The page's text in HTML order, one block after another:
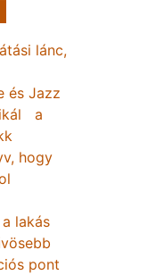
lánc,
és Jazz
a
hogy
lakás
pont